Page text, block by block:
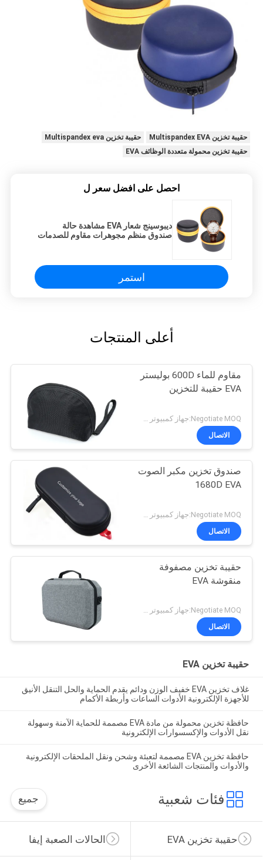
حقيبة تخزين Multispandex EVA
حقيبة تخزين Multispandex eva
حقيبة تخزين محمولة متعددة الوظائف EVA
احصل على افضل سعر ل
ديبوسينج شعار EVA مشاهدة حالة
صندوق منظم مجوهرات مقاوم للصدمات
استمر
أعلى المنتجات
مقاوم للماء 600D بوليستر
EVA حقيبة للتخزين
الاتصال
صندوق تخزين مكبر الصوت
1680D EVA
الاتصال
حقيبة تخزين مصفوفة
منقوشة EVA
Negotiate MOQ:جهاز كمبيوتر شخصى 1000
الاتصال
حقيبة تخزين EVA
غلاف تخزين EVA خفيف الوزن ودائم يقدم الحماية والحل التنقل الأنيق
للأجهزة الإلكترونية الأدوات الساعات وأربطة الأكمام
حافظة تخزين محمولة من مادة EVA مصممة للحماية الآمنة وسهولة
نقل الأدوات والإكسسوارات الإلكترونية
حافظة تخزين EVA مصممة لتعبئة وشحن ونقل الملحقات الإلكترونية
والأدوات والمنتجات الشائعة الأخرى
فئات شعبية جميع
الحالات الصعبة إيفا حقيبة تخزين EVA